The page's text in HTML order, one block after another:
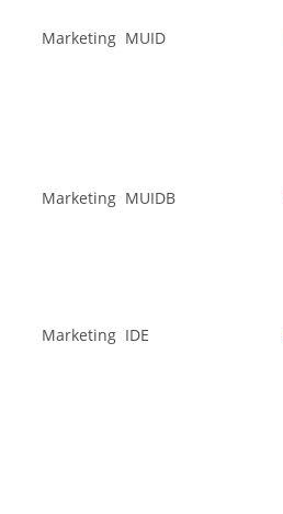
Marketing MUID
Marketing MUIDB
Marketing IDE